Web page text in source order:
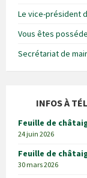
Le vice-président
Vous êtes
Secrétariat de
INFOS À
Feuille de
24 juin 2026
Feuille de
30 mars 2026